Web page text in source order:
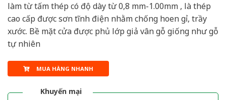
làm từ tấm thép có độ dày từ 0,8 mm-1.00mm , là thép
cao cấp được sơn tĩnh điện nhằm chống hoen gỉ, trầy
xước. Bề mặt cửa được phủ lớp giả vân gỗ giống như gỗ
tự nhiên
MUA HÀNG NHANH
Khuyến mại